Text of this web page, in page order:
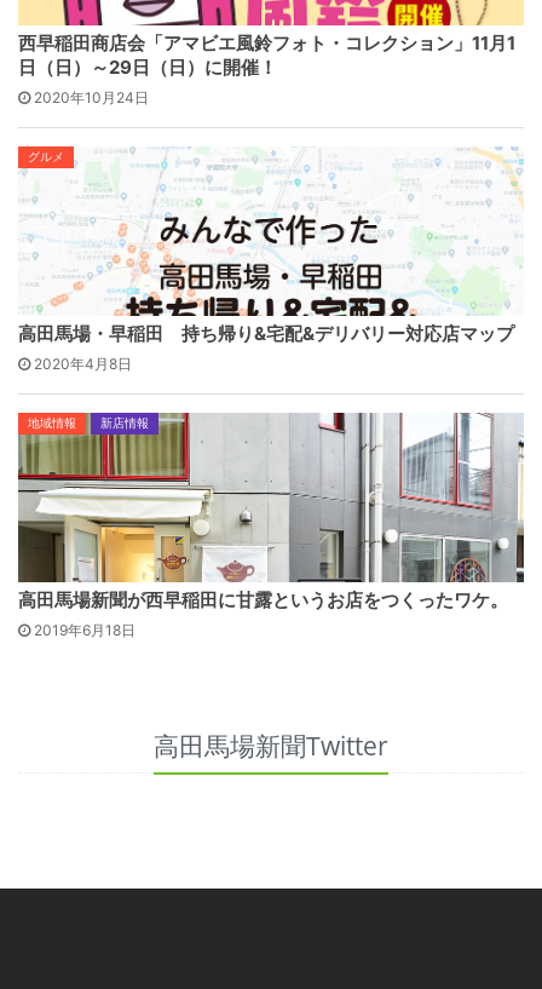
西早稲田商店会「アマビエ風鈴フォト・コレクション」11月1
日（日）～29日（日）に開催！
2020年10月24日
グルメ
高田馬場・早稲田 持ち帰り&宅配&デリバリー対応店マップ
2020年4月8日
地域情報 新店情報
高田馬場新聞が西早稲田に甘露というお店をつくったワケ。
2019年6月18日
高田馬場新聞Twitter